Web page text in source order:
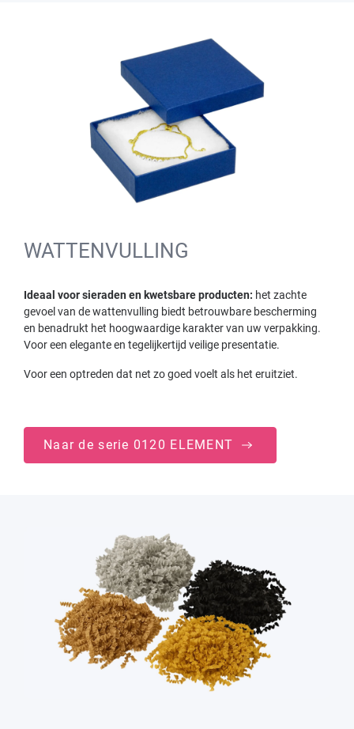
WATTENVULLING
Ideaal voor sieraden en kwetsbare producten: het zachte
gevoel van de wattenvulling biedt betrouwbare bescherming
en benadrukt het hoogwaardige karakter van uw verpakking.
Voor een elegante en tegelijkertijd veilige presentatie.
Voor een optreden dat net zo goed voelt als het eruitziet.
Naar de serie 0120 ELEMENT